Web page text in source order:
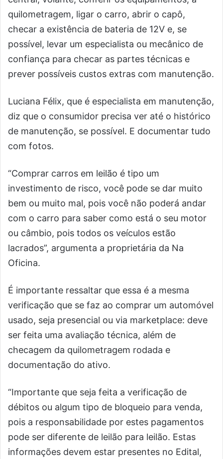
quilometragem, ligar o carro, abrir o capô,
checar a existência de bateria de 12V e, se
possível, levar um especialista ou mecânico de
confiança para checar as partes técnicas e
prever possíveis custos extras com manutenção.
Luciana Félix, que é especialista em manutenção,
diz que o consumidor precisa ver até o histórico
de manutenção, se possível. E documentar tudo
com fotos.
“Comprar carros em leilão é tipo um
investimento de risco, você pode se dar muito
bem ou muito mal, pois você não poderá andar
com o carro para saber como está o seu motor
ou câmbio, pois todos os veículos estão
lacrados”, argumenta a proprietária da Na
Oficina.
É importante ressaltar que essa é a mesma
verificação que se faz ao comprar um automóvel
usado, seja presencial ou via marketplace: deve
ser feita uma avaliação técnica, além de
checagem da quilometragem rodada e
documentação do ativo.
“Importante que seja feita a verificação de
débitos ou algum tipo de bloqueio para venda,
pois a responsabilidade por estes pagamentos
pode ser diferente de leilão para leilão. Estas
informações devem estar presentes no Edital,